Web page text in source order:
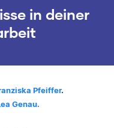
in deiner
Pfeiffer.
Genau.